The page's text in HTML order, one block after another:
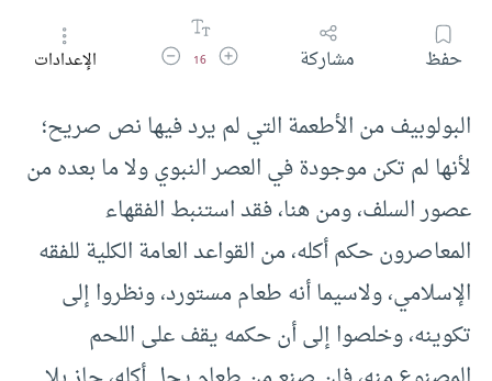
حفظ مشاركة زيادة حجم الخط
16 تقليل حجم الخطالإعدادات
البولوبيف من الأطعمة التي لم يرد فيها نص صريح؛
لأنها لم تكن موجودة في العصر النبوي ولا ما بعده من
عصور السلف، ومن هنا، فقد استنبط الفقهاء
المعاصرون حكم أكله، من القواعد العامة الكلية للفقه
الإسلامي، ولاسيما أنه طعام مستورد، ونظروا إلى
تكوينه، وخلصوا إلى أن حكمه يقف على اللحم